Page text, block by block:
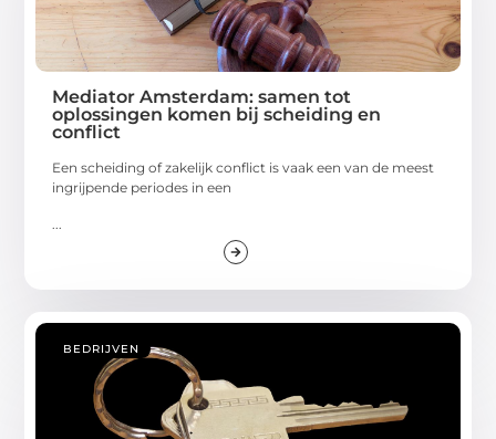
Mediator Amsterdam: samen tot
oplossingen komen bij scheiding en
conflict
Een scheiding of zakelijk conflict is vaak een van de meest
ingrijpende periodes in een
BEDRIJVEN